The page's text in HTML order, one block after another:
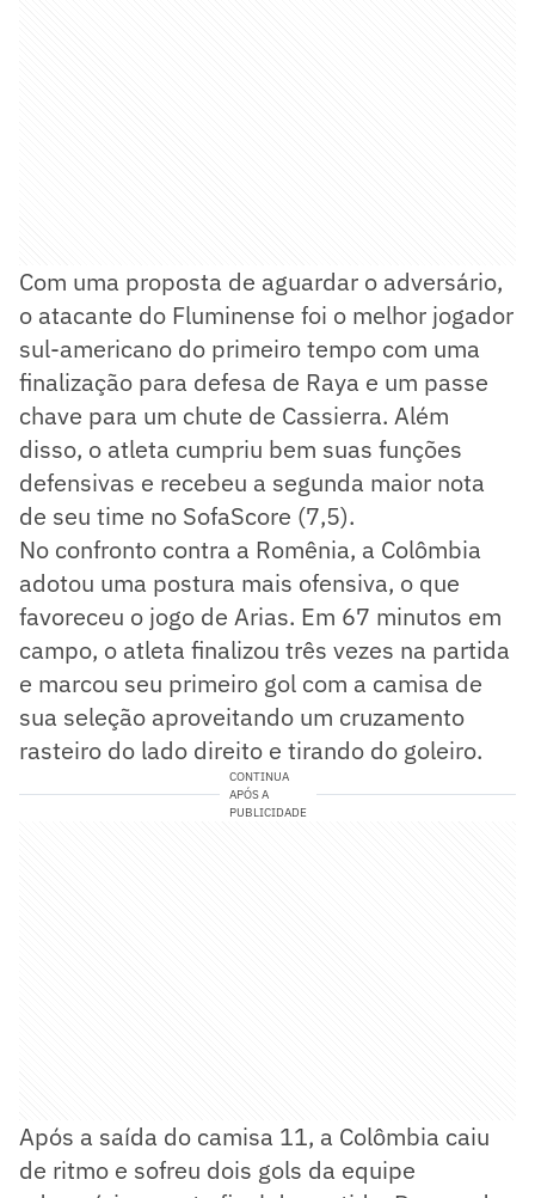
Com uma proposta de aguardar o adversário,
o atacante do Fluminense foi o melhor jogador
sul-americano do primeiro tempo com uma
finalização para defesa de Raya e um passe
chave para um chute de Cassierra. Além
disso, o atleta cumpriu bem suas funções
defensivas e recebeu a segunda maior nota
de seu time no SofaScore (7,5).
No confronto contra a Romênia, a Colômbia
adotou uma postura mais ofensiva, o que
favoreceu o jogo de Arias. Em 67 minutos em
campo, o atleta finalizou três vezes na partida
e marcou seu primeiro gol com a camisa de
sua seleção aproveitando um cruzamento
rasteiro do lado direito e tirando do goleiro.
CONTINUA
APÓS A
PUBLICIDADE
Após a saída do camisa 11, a Colômbia caiu
de ritmo e sofreu dois gols da equipe